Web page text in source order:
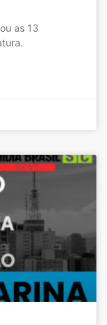
as 13